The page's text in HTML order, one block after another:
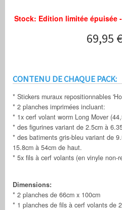
Stock: Edition limitée
69,95
CONTENU DE CHAQUE PACK:
* Stickers muraux repositionnables
* 2 planches imprimées incluant:
* 1x cerf volant worm Long Mover
* des figurines variant de 2.5cm à
* des batiments gris-bleu variant de
15.8cm à 54cm de haut.
* 5x fils à cerf volants (en vinyle non-
Dimensions:
* 2 planches de 66cm x 100cm
* 1 planches de fils à cerf volants de